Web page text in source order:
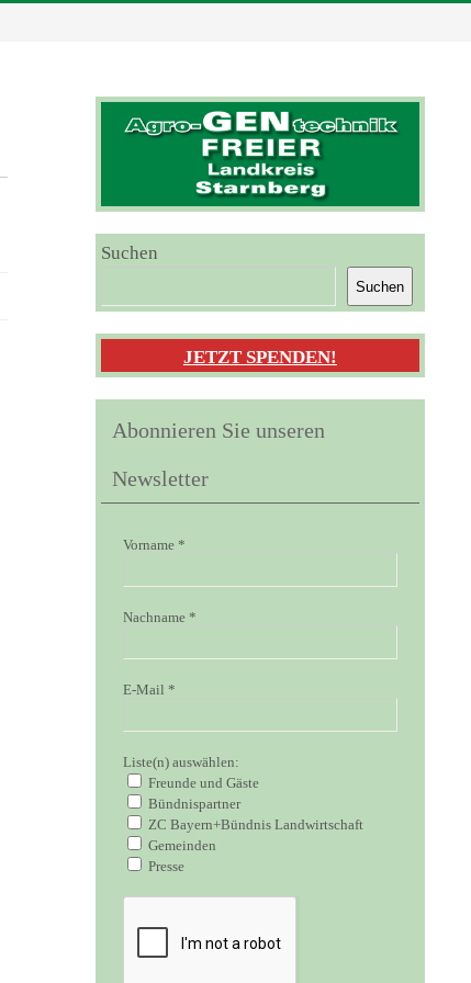
Suchen
Suchen
JETZT SPENDEN!
Abonnieren Sie unseren
Newsletter
Vorname *
Nachname *
E-Mail *
Liste(n) auswählen:
Freunde und Gäste
Bündnispartner
ZC Bayern+Bündnis Landwirtschaft
Gemeinden
Presse